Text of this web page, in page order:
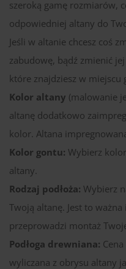
szeroką gamę rozmiarów,
odpowiedniej altany do
Jeśli w altanie chcesz coś
zabudowę, bądź zmienić
które znajdziesz w miejscu
Kolor altany (malowanie
altanę dodatkowo
kolor. Altana
Kolor gontu: Wybierz
altany.
Rodzaj podłoża: Wybierz
Twoją altanę. Jest to
przeprowadzi montaż
Podłoga drewniana:
wyliczana z obrysu altany